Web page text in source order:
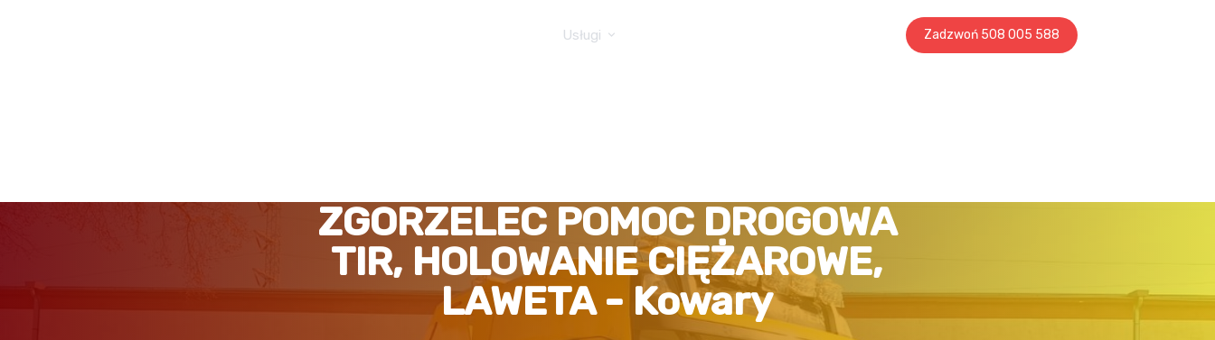
Zadzwoń 508 005 588
Usługi
ZGORZELEC POMOC DROGOWA
TIR, HOLOWANIE CIĘŻAROWE,
LAWETA - Kowary